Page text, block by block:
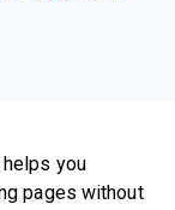
helps you
pages without